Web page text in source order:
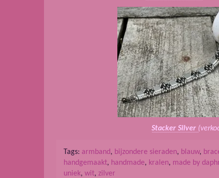
Stacker Silver
Tags: armband, bijzondere sieraden, blauw,
handgemaakt, handmade, kralen, made by
uniek, wit, zilver